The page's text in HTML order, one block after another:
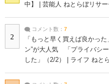
中】 | 芸能人 ねとらぼリサー
2
コメント数： 7
「もっと早く買えば良かっ
ン”が大人気 「プライバシ
した」（2/2） | ライフ ねと